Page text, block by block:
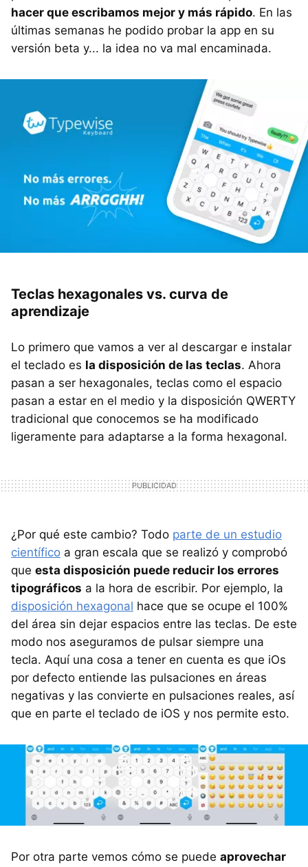
hacer que escribamos mejor y más rápido. En las
últimas semanas he podido probar la app en su
versión beta y... la idea no va mal encaminada.
Teclas hexagonales vs. curva de
aprendizaje
Lo primero que vamos a ver al descargar e instalar
el teclado es la disposición de las teclas. Ahora
pasan a ser hexagonales, teclas como el espacio
pasan a estar en el medio y la disposición QWERTY
tradicional que conocemos se ha modificado
ligeramente para adaptarse a la forma hexagonal.
¿Por qué este cambio? Todo parte de un estudio
científico a gran escala que se realizó y comprobó
que esta disposición puede reducir los errores
tipográficos a la hora de escribir. Por ejemplo, la
disposición hexagonal hace que se ocupe el 100%
del área sin dejar espacios entre las teclas. De este
modo nos aseguramos de pulsar siempre una
tecla. Aquí una cosa a tener en cuenta es que iOs
por defecto entiende las pulsaciones en áreas
negativas y las convierte en pulsaciones reales, así
que en parte el teclado de iOS y nos permite esto.
Por otra parte vemos cómo se puede aprovechar